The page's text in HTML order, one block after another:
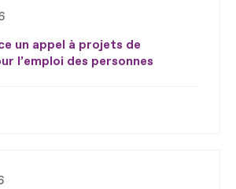
un appel à projets de
l’emploi des personnes